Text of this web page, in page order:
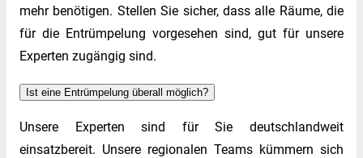
mehr benötigen. Stellen Sie sicher, dass alle Räume, die
für die Entrümpelung vorgesehen sind, gut für unsere
Experten zugängig sind.
Ist eine Entrümpelung überall möglich?
Unsere Experten sind für Sie deutschlandweit
einsatzbereit. Unsere regionalen Teams kümmern sich